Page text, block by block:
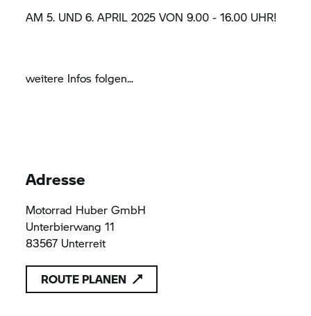
AM 5. UND 6. APRIL 2025 VON 9.00 - 16.00 UHR!
weitere Infos folgen...
Adresse
Motorrad Huber GmbH
Unterbierwang 11
83567 Unterreit
ROUTE PLANEN